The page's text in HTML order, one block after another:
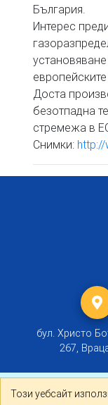
Този уебсайт
Този уебсайт
България.
Интерес
Доста
безотпадна
стремежа в
Снимки:
бул. Христо
267,